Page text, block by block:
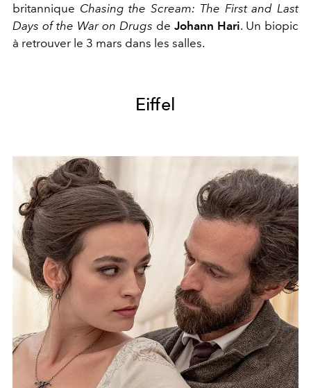
britannique Chasing the Scream: The First and Last
Days of the War on Drugs de Johann Hari. Un biopic
à retrouver le 3 mars dans les salles.
Eiffel